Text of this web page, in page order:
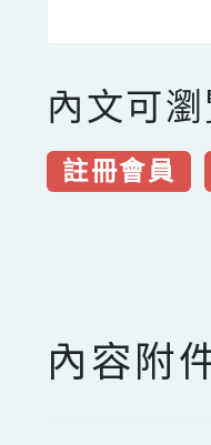
內文可瀏
註冊會員
內容附